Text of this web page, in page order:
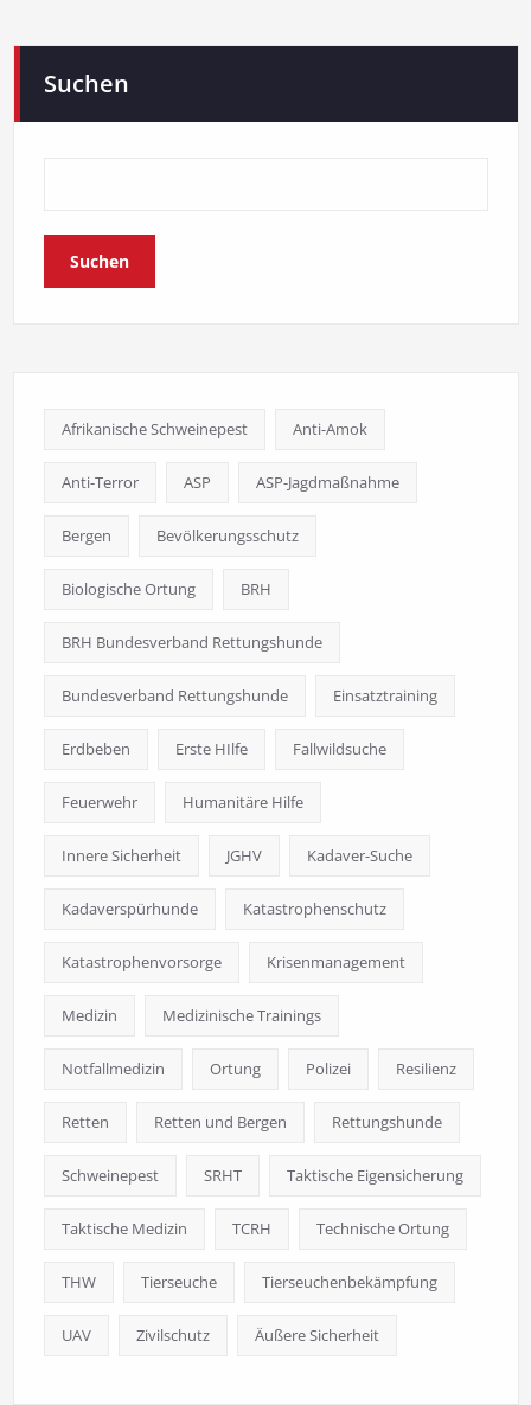
Suchen
Suchen
Afrikanische Schweinepest Anti-Amok
Anti-Terror ASP ASP-Jagdmaßnahme
Bergen Bevölkerungsschutz
Biologische Ortung BRH
BRH Bundesverband Rettungshunde
Bundesverband Rettungshunde Einsatztraining
Erdbeben Erste HIlfe Fallwildsuche
Feuerwehr Humanitäre Hilfe
Innere Sicherheit JGHV Kadaver-Suche
Kadaverspürhunde Katastrophenschutz
Katastrophenvorsorge Krisenmanagement
Medizin Medizinische Trainings
Notfallmedizin Ortung Polizei Resilienz
Retten Retten und Bergen Rettungshunde
Schweinepest SRHT Taktische Eigensicherung
Taktische Medizin TCRH Technische Ortung
THW Tierseuche Tierseuchenbekämpfung
UAV Zivilschutz Äußere Sicherheit